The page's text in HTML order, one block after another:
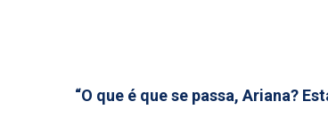
“O que é que se passa, Ariana?